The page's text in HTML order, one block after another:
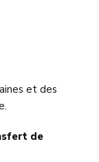
et des
de